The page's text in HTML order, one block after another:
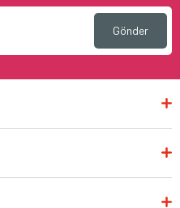
Gönder